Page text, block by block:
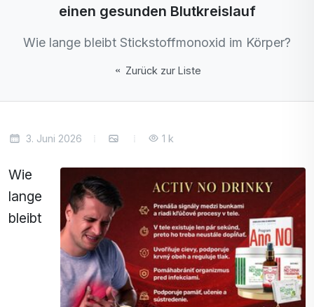
einen gesunden Blutkreislauf
Wie lange bleibt Stickstoffmonoxid im Körper?
Zurück zur Liste
3. Juni 2026 1 k
Wie
lange
bleibt